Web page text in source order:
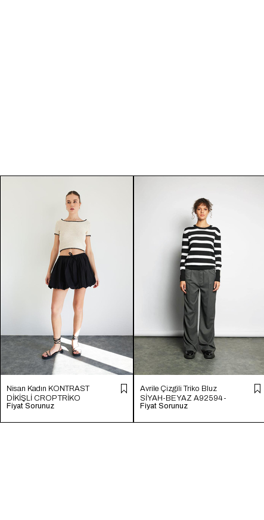
Nisan Kadın KONTRAST
DİKİŞLİ CROP TRİKO
HAM EKRU TT4231-Z
Fiyat Sorunuz
Avrile Çizgili Triko Bluz
SİYAH-BEYAZ A92594-
S
Fiyat Sorunuz